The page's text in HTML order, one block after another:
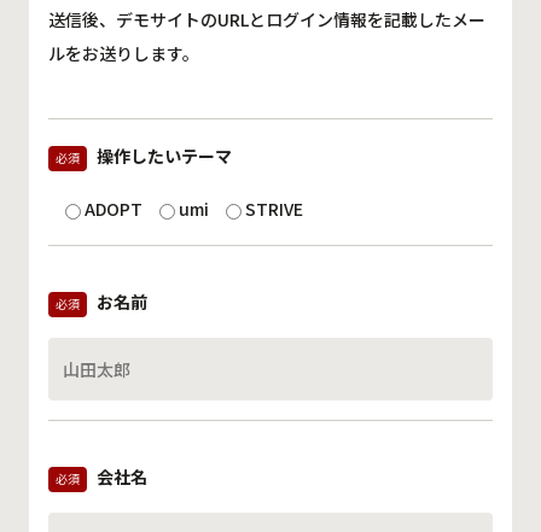
送信後、デモサイトのURLとログイン情報を記載したメー
ルをお送りします。
必須 操作したいテーマ
ADOPT umi STRIVE
必須 お名前
必須 会社名